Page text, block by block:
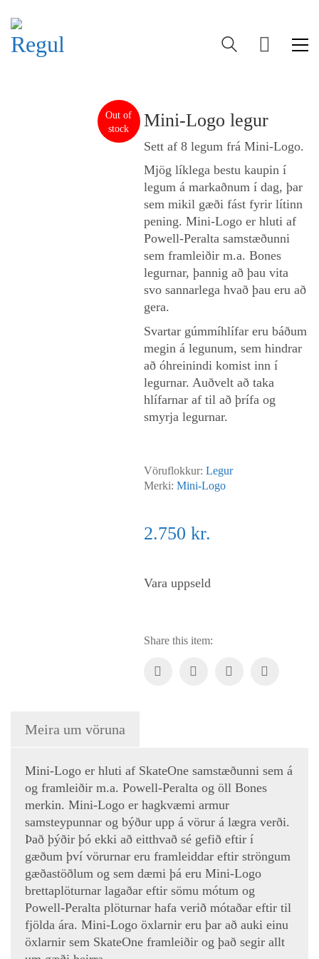
Out of
stock
Mini-Logo legur
Sett af 8 legum frá Mini-Logo.
Mjög líklega bestu kaupin í
legum á markaðnum í dag, þar
sem mikil gæði fást fyrir lítinn
pening. Mini-Logo er hluti af
Powell-Peralta samstæðunni
sem framleiðir m.a. Bones
legurnar, þannig að þau vita
svo sannarlega hvað þau eru að
gera.
Svartar gúmmíhlífar eru báðum
megin á legunum, sem hindrar
að óhreinindi komist inn í
legurnar. Auðvelt að taka
hlífarnar af til að þrífa og
smyrja legurnar.
Vöruflokkur: Legur
Merki: Mini-Logo
2.750 kr.
Vara uppseld
Share this item:
Meira um vöruna
Mini-Logo er hluti af SkateOne samstæðunni sem á
og framleiðir m.a. Powell-Peralta og öll Bones
merkin. Mini-Logo er hagkvæmi armur
samsteypunnar og býður upp á vörur á lægra verði.
Það þýðir þó ekki að eitthvað sé gefið eftir í
gæðum því vörurnar eru framleiddar eftir ströngum
gæðastöðlum og sem dæmi þá eru Mini-Logo
brettaplöturnar lagaðar eftir sömu mótum og
Powell-Peralta plöturnar hafa verið mótaðar eftir til
fjölda ára. Mini-Logo öxlarnir eru þar að auki einu
öxlarnir sem SkateOne framleiðir og það segir allt
regular@regular.is
Skilmálar
Afhending á vörum
Um okkur
Regular er sprottið af einskærum áhuga og ástríðu fyrir
hjólabrettum!
Markmiðið er að stuðla að framþróun hjólabretta-
greinarinnar á Íslandi, meðal annars með því að fræða nýja